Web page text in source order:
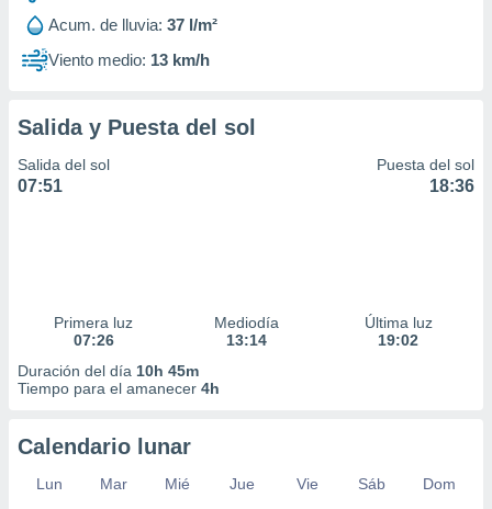
1199
Acum. de lluvia: 37 l/m²
Viento medio: 13 km/h
Salida y Puesta del sol
Salida del sol
07:51
Puesta del sol
18:36
Primera luz
07:26
Mediodía
13:14
Última luz
19:02
Duración del día 10h 45m
Tiempo para el amanecer 4h
Calendario lunar
Lun Mar Mié Jue Vie Sáb
Dom